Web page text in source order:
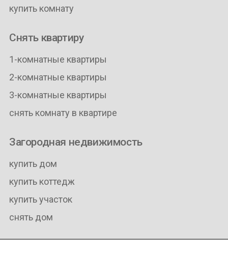
купить комнату
Снять квартиру
1-комнатные квартиры
2-комнатные квартиры
3-комнатные квартиры
снять комнату в квартире
Загородная недвижимость
купить дом
купить коттедж
купить участок
снять дом